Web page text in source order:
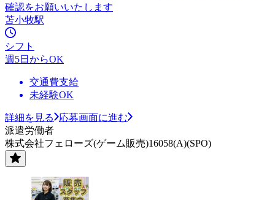
確認をお願いいたします
苫小牧駅
シフト
週5日からOK
交通費支給
未経験OK
詳細を見る
応募画面に進む
派遣労働者
株式会社フェローズ(ゲーム販売)16058(A)(SPO)